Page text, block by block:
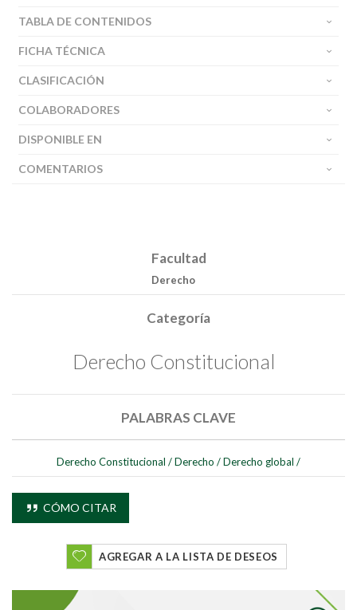
Buscar
TABLA DE CONTENIDOS
FICHA TÉCNICA
CLASIFICACIÓN
COLABORADORES
DISPONIBLE EN
COMENTARIOS
Facultad
Derecho
Categoría
Derecho Constitucional
PALABRAS CLAVE
Derecho Constitucional /Derecho /Derecho global /
CÓMO CITAR
AGREGAR A LA LISTA DE DESEOS